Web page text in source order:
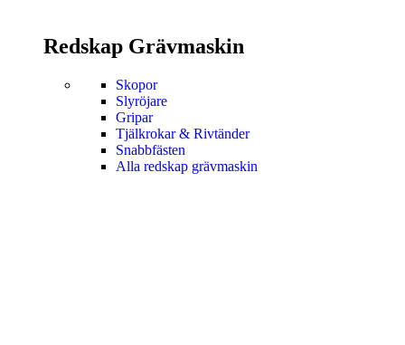
Redskap Grävmaskin
Skopor
Slyröjare
Gripar
Tjälkrokar & Rivtänder
Snabbfästen
Alla redskap grävmaskin